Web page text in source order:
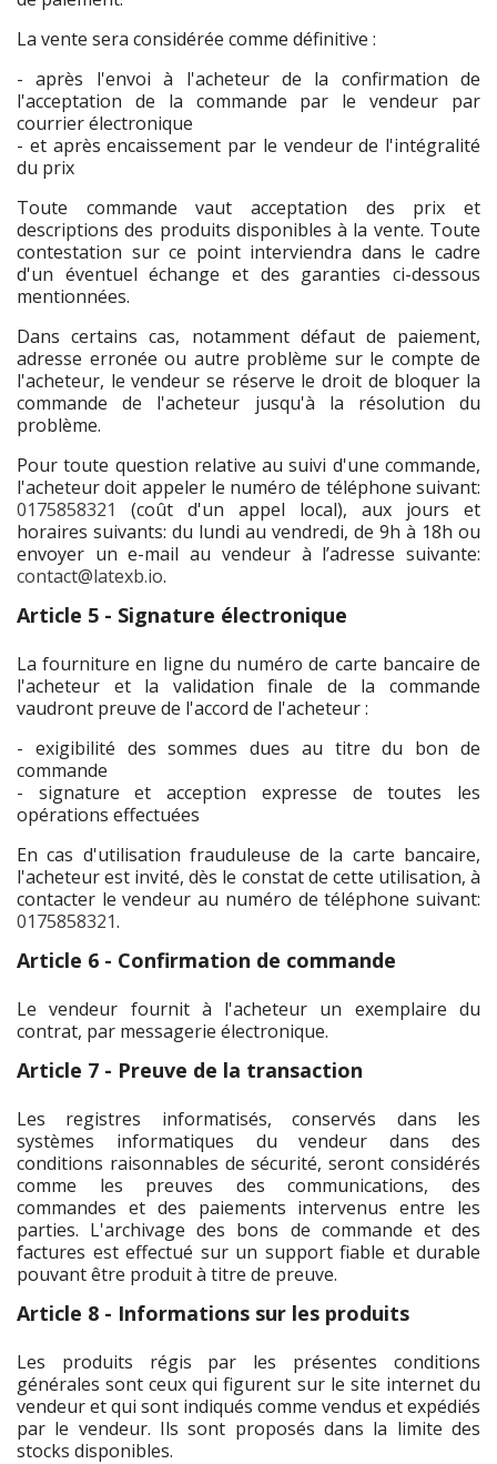
La vente sera considérée comme définitive :
- après l'envoi à l'acheteur de la confirmation de
l'acceptation de la commande par le vendeur par
courrier électronique
- et après encaissement par le vendeur de l'intégralité
du prix
Toute commande vaut acceptation des prix et
descriptions des produits disponibles à la vente. Toute
contestation sur ce point interviendra dans le cadre
d'un éventuel échange et des garanties ci-dessous
mentionnées.
Dans certains cas, notamment défaut de paiement,
adresse erronée ou autre problème sur le compte de
l'acheteur, le vendeur se réserve le droit de bloquer la
commande de l'acheteur jusqu'à la résolution du
problème.
Pour toute question relative au suivi d'une commande,
l'acheteur doit appeler le numéro de téléphone suivant:
0175858321
(coût d'un appel local), aux jours et
horaires suivants: du lundi au vendredi, de 9h à 18h ou
envoyer un e-mail au vendeur à l’adresse suivante:
contact@latexb.io.
Article 5 - Signature électronique
La fourniture en ligne du numéro de carte bancaire de
l'acheteur et la validation finale de la commande
vaudront preuve de l'accord de l'acheteur :
- exigibilité des sommes dues au titre du bon de
commande
- signature et acception expresse de toutes les
opérations effectuées
En cas d'utilisation frauduleuse de la carte bancaire,
l'acheteur est invité, dès le constat de cette utilisation, à
contacter le vendeur au numéro de téléphone suivant:
0175858321.
Article 6 - Confirmation de commande
Le vendeur fournit à l'acheteur un exemplaire du
contrat, par messagerie électronique.
Article 7 - Preuve de la transaction
Les registres informatisés, conservés dans les
systèmes informatiques du vendeur dans des
conditions raisonnables de sécurité, seront considérés
comme les preuves des communications, des
commandes et des paiements intervenus entre les
parties. L'archivage des bons de commande et des
factures est effectué sur un support fiable et durable
pouvant être produit à titre de preuve.
Article 8 - Informations sur les produits
Les produits régis par les présentes conditions
générales sont ceux qui figurent sur le site internet du
vendeur et qui sont indiqués comme vendus et expédiés
par le vendeur. Ils sont proposés dans la limite des
stocks disponibles.